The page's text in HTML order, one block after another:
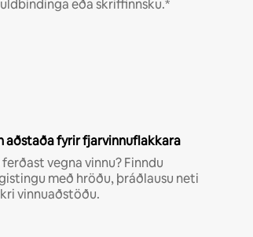
eða skriffinnsku.*
aðstaða fyrir fjarvinnuflakkara
vegna vinnu? Finndu
með hröðu, þráðlausu neti
vinnuaðstöðu.